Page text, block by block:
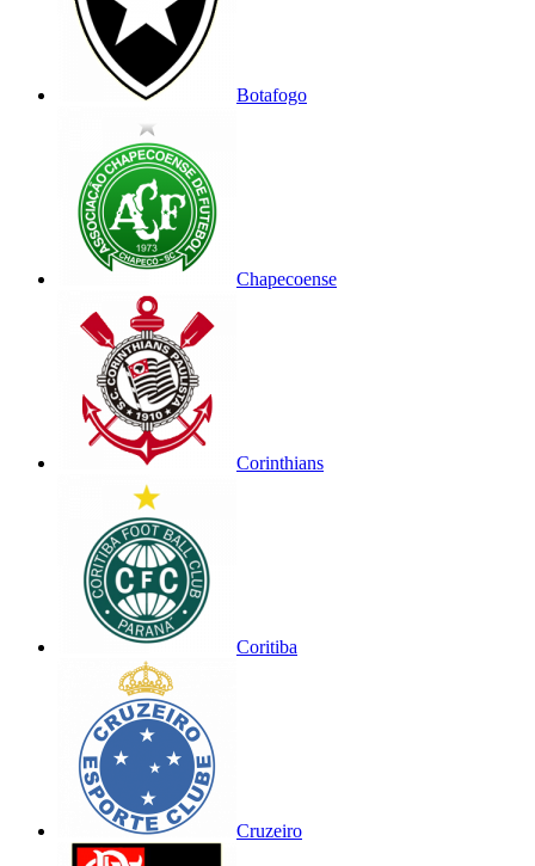
Botafogo
Chapecoense
Corinthians
Coritiba
Cruzeiro